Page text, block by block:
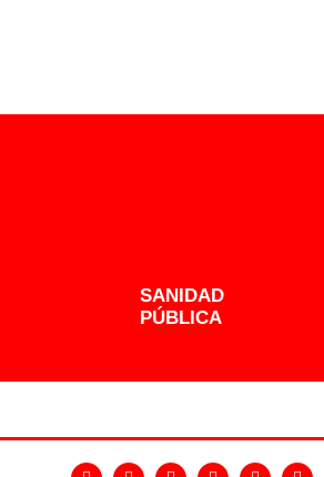
SANIDAD
PÚBLICA